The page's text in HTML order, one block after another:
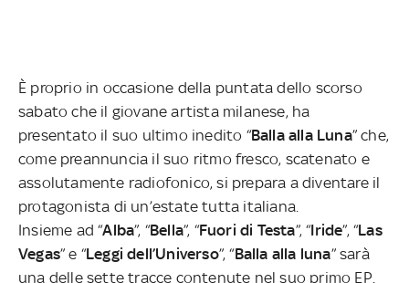
È proprio in occasione della puntata dello scorso
sabato che il giovane artista milanese, ha
presentato il suo ultimo inedito “Balla alla Luna” che,
come preannuncia il suo ritmo fresco, scatenato e
assolutamente radiofonico, si prepara a diventare il
protagonista di un’estate tutta italiana.
Insieme ad “Alba”, “Bella”, “Fuori di Testa”, “Iride”, “Las
Vegas” e “Leggi dell’Universo”, “Balla alla luna” sarà
una delle sette tracce contenute nel suo primo EP.